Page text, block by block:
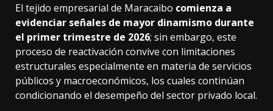
El tejido empresarial de Maracaibo comienza a
evidenciar señales de mayor dinamismo durante
el primer trimestre de 2026; sin embargo, este
proceso de reactivación convive con limitaciones
estructurales especialmente en materia de servicios
públicos y macroeconómicos, los cuales continúan
condicionando el desempeño del sector privado local.